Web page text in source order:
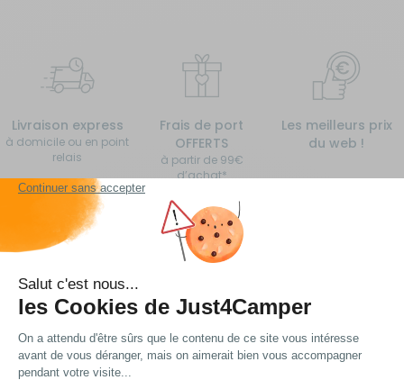
Livraison express
à domicile ou en point
relais
Frais de port
OFFERTS
à partir de 99€
d’achat*
Les meilleurs prix
du web !
Vous avez une question ?
Nous avons plein de réponses... Peut-être trouverez
vous ce dont vous avez besoin !
Voir nos FAQ